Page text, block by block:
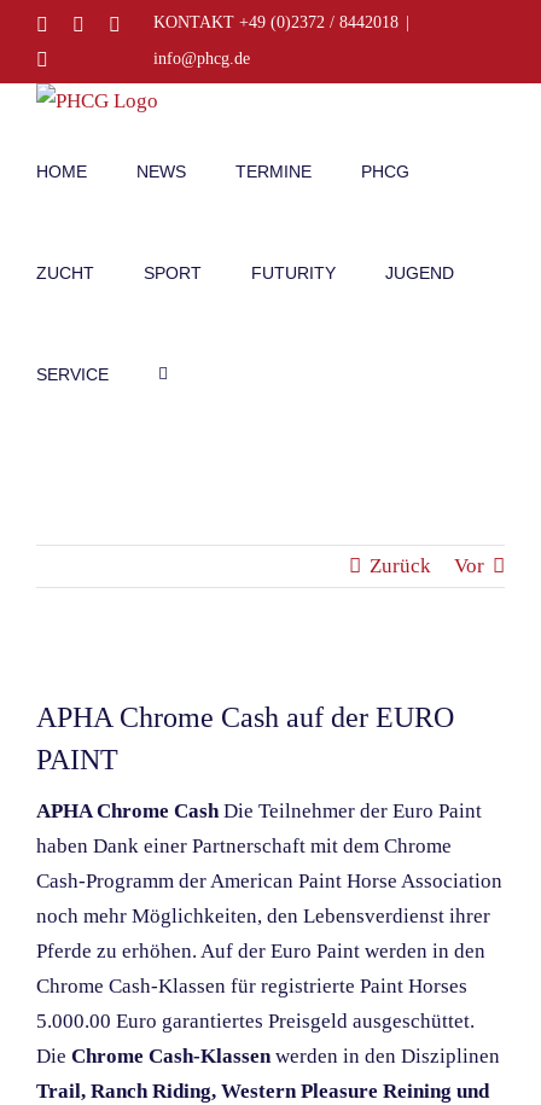
Inhalt
springen
FacebookInstagramKONTAKT +49 (0)2372 / 8442018
info@phcg.de
HOME NEWS TERMINE PHCG
ZUCHT SPORT FUTURITY JUGEND
SERVICE
Zurück Vor
grösseres
Bild
APHA Chrome Cash auf der EURO
PAINT
APHA Chrome Cash Die Teilnehmer der Euro Paint
haben Dank einer Partnerschaft mit dem Chrome
Cash-Programm der American Paint Horse Association
noch mehr Möglichkeiten, den Lebensverdienst ihrer
Pferde zu erhöhen. Auf der Euro Paint werden in den
Chrome Cash-Klassen für registrierte Paint Horses
5.000.00 Euro garantiertes Preisgeld ausgeschüttet.
Die Chrome Cash-Klassen werden in den Disziplinen
Trail, Ranch Riding, Western Pleasure Reining und